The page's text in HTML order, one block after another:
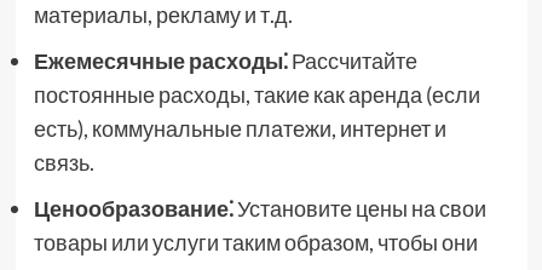
материалы, рекламу и т.д.
Ежемесячные расходы⁚Рассчитайте
постоянные расходы, такие как аренда (если
есть), коммунальные платежи, интернет и
связь.
Ценообразование⁚Установите цены на свои
товары или услуги таким образом, чтобы они